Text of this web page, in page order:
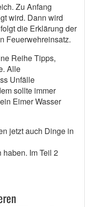
Zu Anfang
wird. Dann wird
die Erklärung der
Feuerwehreinsatz.
Reihe Tipps,
Alle
Unfälle
sollte immer
Eimer Wasser
jetzt auch Dinge in
Im Teil 2